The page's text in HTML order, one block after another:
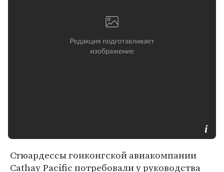
Стюардессы гонконгской авиакомпании
Cathay Pacific потребовали у руководства